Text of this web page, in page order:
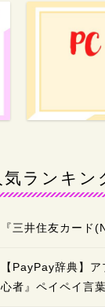
気ランキン
『三井住友カー
【PayPay辞典】
心者』ペイペイ言